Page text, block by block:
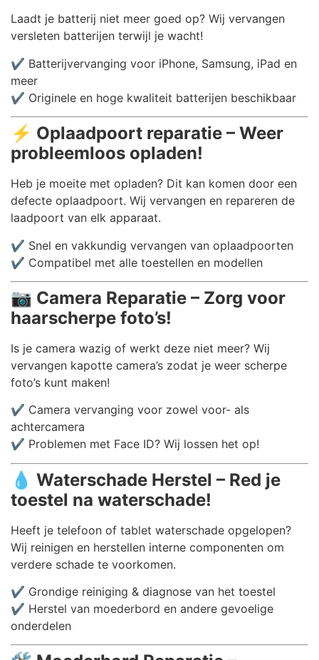
Laadt je batterij niet meer goed op? Wij vervangen
versleten batterijen terwijl je wacht!
✔️ Batterijvervanging voor iPhone, Samsung, iPad en
meer
✔️ Originele en hoge kwaliteit batterijen beschikbaar
⚡ Oplaadpoort reparatie – Weer
probleemloos opladen!
Heb je moeite met opladen? Dit kan komen door een
defecte oplaadpoort. Wij vervangen en repareren de
laadpoort van elk apparaat.
✔️ Snel en vakkundig vervangen van oplaadpoorten
✔️ Compatibel met alle toestellen en modellen
📷 Camera Reparatie – Zorg voor
haarscherpe foto’s!
Is je camera wazig of werkt deze niet meer? Wij
vervangen kapotte camera’s zodat je weer scherpe
foto’s kunt maken!
✔️ Camera vervanging voor zowel voor- als
achtercamera
✔️ Problemen met Face ID? Wij lossen het op!
💧 Waterschade Herstel – Red je
toestel na waterschade!
Heeft je telefoon of tablet waterschade opgelopen?
Wij reinigen en herstellen interne componenten om
verdere schade te voorkomen.
✔️ Grondige reiniging & diagnose van het toestel
✔️ Herstel van moederbord en andere gevoelige
onderdelen